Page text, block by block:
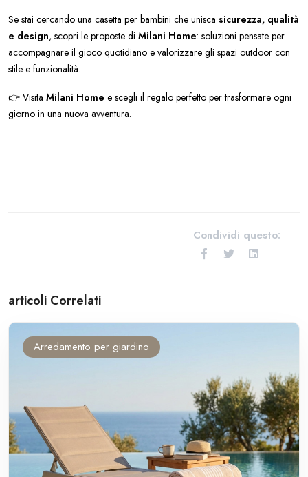
Se stai cercando una casetta per bambini che unisca sicurezza, qualità
e design, scopri le proposte di Milani Home: soluzioni pensate per
accompagnare il gioco quotidiano e valorizzare gli spazi outdoor con
stile e funzionalità.
👉 Visita Milani Home e scegli il regalo perfetto per trasformare ogni
giorno in una nuova avventura.
Condividi questo:
articoli Correlati
Arredamento per giardino